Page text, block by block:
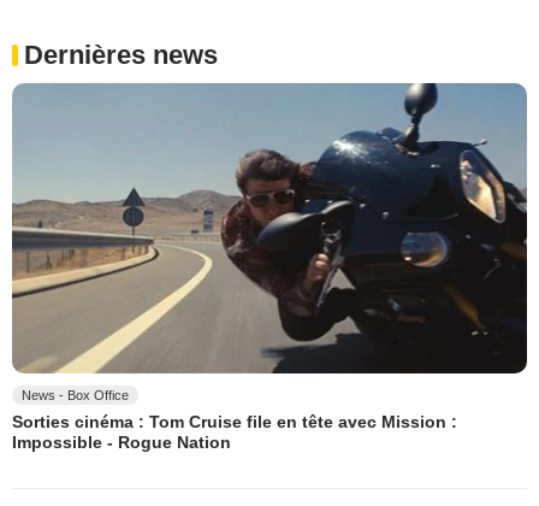
Dernières news
News - Box Office
Sorties cinéma : Tom Cruise file en tête avec Mission :
Impossible - Rogue Nation